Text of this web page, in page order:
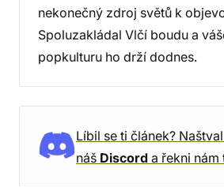
nekonečný zdroj světů k
Spoluzakládal Vlčí boudu a
popkulturu ho drží dodnes.
Líbil se ti článek?
náš Discord a řekni nám